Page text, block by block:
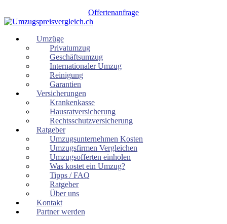
Offertenanfrage
Umzüge
Privatumzug
Geschäftsumzug
Internationaler Umzug
Reinigung
Garantien
Versicherungen
Krankenkasse
Hausratversicherung
Rechtsschutzversicherung
Ratgeber
Umzugsunternehmen Kosten
Umzugsfirmen Vergleichen
Umzugsofferten einholen
Was kostet ein Umzug?
Tipps / FAQ
Ratgeber
Über uns
Kontakt
Partner werden